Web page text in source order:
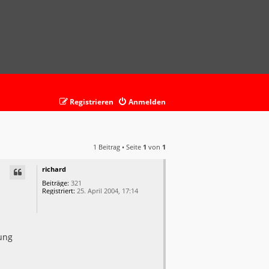
Anmelden
Registrieren
1 Beitrag • Seite 1 von 1
richard
Beiträge: 321
Registriert: 25. April 2004, 17:14